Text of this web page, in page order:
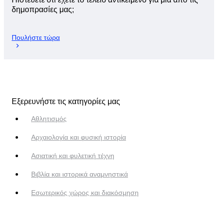
δημοπρασίες μας;
Πουλήστε τώρα
Εξερευνήστε τις κατηγορίες μας
Αθλητισμός
Αρχαιολογία και φυσική ιστορία
Ασιατική και φυλετική τέχνη
Βιβλία και ιστορικά αναμνηστικά
Εσωτερικός χώρος και διακόσμηση